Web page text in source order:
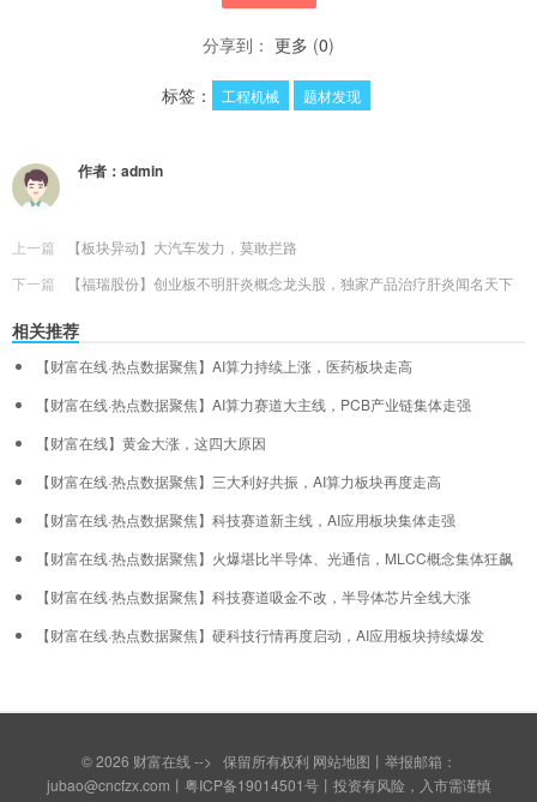
分享到： 更多 (0)
标签： 工程机械 题材发现
作者： admin
上一篇
【板块异动】大汽车发力，莫敢拦路
下一篇
【福瑞股份】创业板不明肝炎概念龙头股，独家产品治疗肝炎闻名天下
相关推荐
【财富在线·热点数据聚焦】AI算力持续上涨，医药板块走高
【财富在线·热点数据聚焦】AI算力赛道大主线，PCB产业链集体走强
【财富在线】黄金大涨，这四大原因
【财富在线·热点数据聚焦】三大利好共振，AI算力板块再度走高
【财富在线·热点数据聚焦】科技赛道新主线，AI应用板块集体走强
【财富在线·热点数据聚焦】火爆堪比半导体、光通信，MLCC概念集体狂飙
【财富在线·热点数据聚焦】科技赛道吸金不改，半导体芯片全线大涨
【财富在线·热点数据聚焦】硬科技行情再度启动，AI应用板块持续爆发
© 2026 财富在线 --> 保留所有权利 网站地图 丨举报邮箱：
jubao@cncfzx.com丨 粤ICP备19014501号丨投资有风险，入市需谨慎